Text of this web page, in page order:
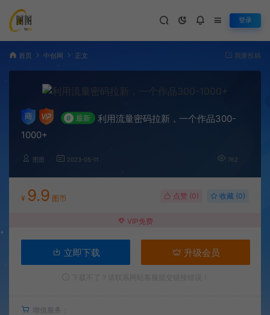
登录
首页 中创网 正文 我要投稿
# 最新
利用流量密码拉新，一个作品300-
1000+
图图 2023-05-11 762
¥ 9.9 图币 点赞 (0) 收藏 (0)
VIP免费
立即下载 升级会员
增值服务：